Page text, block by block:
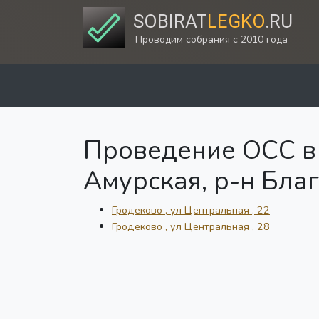
SOBIRATLEGKO.RU
Проводим собрания с 2010 года
Проведение ОСС в
Амурская, р-н
Гродеково , ул Центральная , 22
Гродеково , ул Центральная , 28